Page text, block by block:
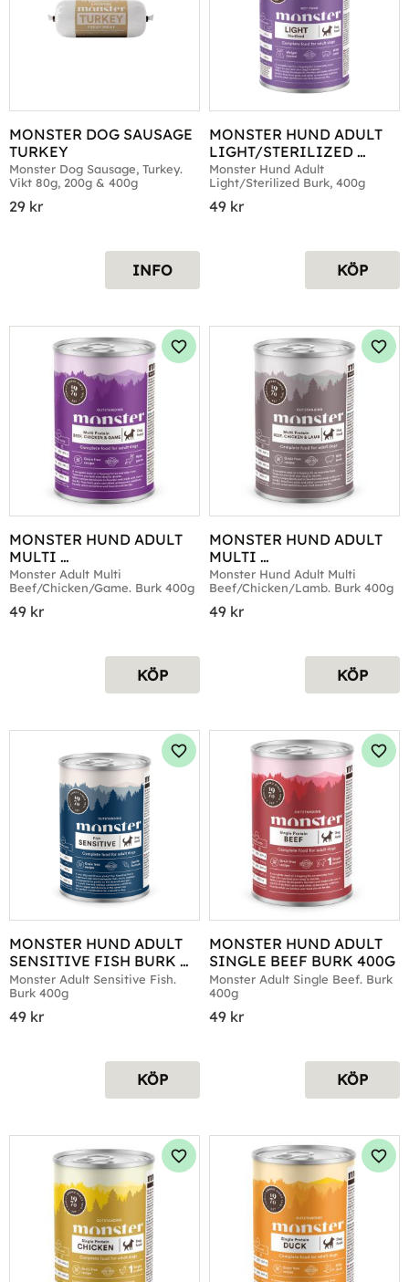
MONSTER DOG SAUSAGE
TURKEY
Monster Dog Sausage, Turkey.
Vikt 80g, 200g & 400g
29 kr
INFO
MONSTER HUND ADULT
LIGHT/STERILIZED
BURK 400G
Monster Hund Adult
Light/Sterilized Burk, 400g
49 kr
KÖP
MONSTER HUND ADULT
MULTI
BEEF/CHICKEN/GAME
BURK 400G
Monster Adult Multi
Beef/Chicken/Game. Burk 400g
49 kr
Lägg till i favoriter
KÖP
MONSTER HUND ADULT
MULTI
BEEF/CHICKEN/LAMB
BURK 400G
Monster Hund Adult Multi
Beef/Chicken/Lamb. Burk 400g
49 kr
KÖP
MONSTER HUND ADULT
SENSITIVE FISH BURK
400G
Monster Adult Sensitive Fish.
Burk 400g
49 kr
Lägg till i favoriter
KÖP
MONSTER HUND ADULT
SINGLE BEEF BURK 400G
Monster Adult Single Beef. Burk
400g
49 kr
KÖP
Lägg till i favoriter